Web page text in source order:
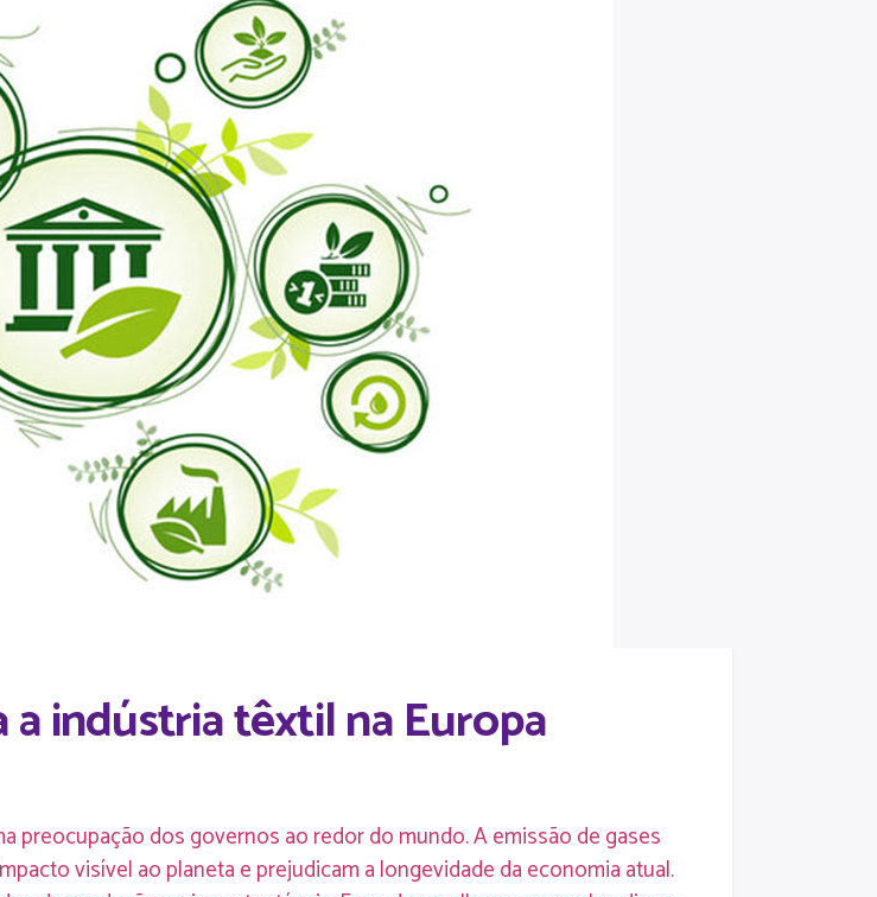
a indústria têxtil na Europa
preocupação dos governos ao redor do mundo. A emissão de gases
visível ao planeta e prejudicam a longevidade da economia atual.